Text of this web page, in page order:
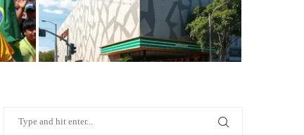
Bar Brahma abre as portas na região da
Paulista com projeto de...